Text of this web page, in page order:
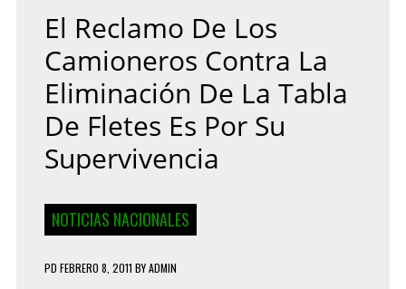
El Reclamo De Los
Camioneros Contra La
Eliminación De La Tabla
De Fletes Es Por Su
Supervivencia
NOTICIAS NACIONALES
PD FEBRERO 8, 2011 BYADMIN